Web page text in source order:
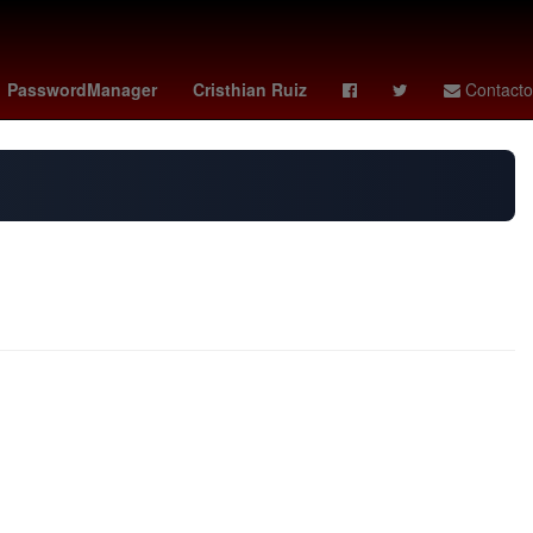
PasswordManager Cristhian Ruiz Contacto
- brentford fulham - newcastle horarios f1 burnley - wolves